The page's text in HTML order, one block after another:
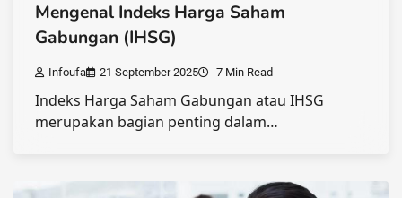
Mengenal Indeks Harga Saham
Gabungan (IHSG)
Infoufa 21 September 2025 7 Min Read
Indeks Harga Saham Gabungan atau IHSG
merupakan bagian penting dalam…